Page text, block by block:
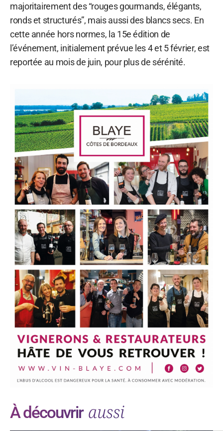
majoritairement des “rouges gourmands, élégants,
ronds et structurés”, mais aussi des blancs secs. En
cette année hors normes, la 15e édition de
l’événement, initialement prévue les 4 et 5 février, est
reportée au mois de juin, pour plus de sérénité.
À découvrir aussi